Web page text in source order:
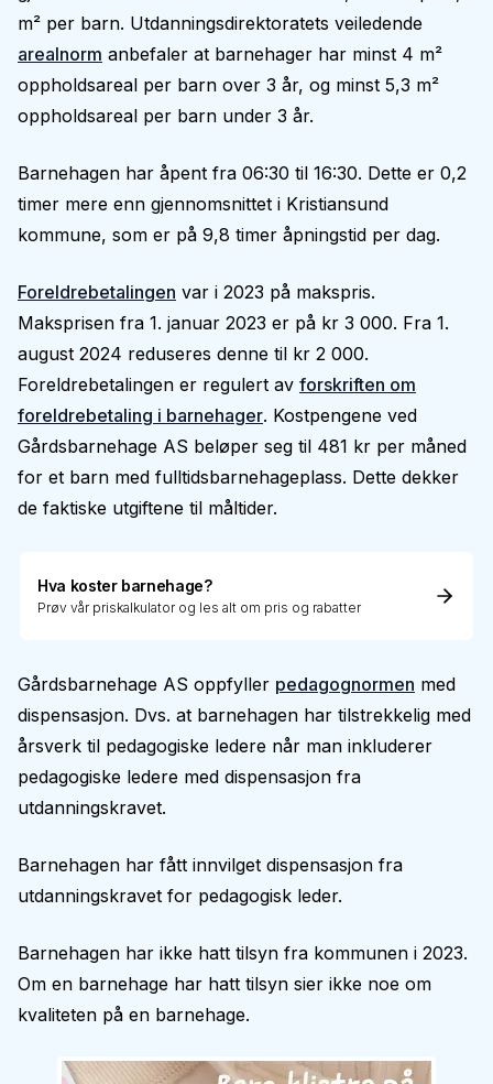
m² per barn. Utdanningsdirektoratets veiledende
arealnorm anbefaler at barnehager har minst 4 m²
oppholdsareal per barn over 3 år, og minst 5,3 m²
oppholdsareal per barn under 3 år.
Barnehagen har åpent fra 06:30 til 16:30. Dette er 0,2
timer mere enn gjennomsnittet i Kristiansund
kommune, som er på 9,8 timer åpningstid per dag.
Foreldrebetalingen var i 2023 på makspris.
Maksprisen fra 1. januar 2023 er på kr 3 000. Fra 1.
august 2024 reduseres denne til kr 2 000.
Foreldrebetalingen er regulert av forskriften om
foreldrebetaling i barnehager. Kostpengene ved
Gårdsbarnehage AS beløper seg til 481 kr per måned
for et barn med fulltidsbarnehageplass. Dette dekker
de faktiske utgiftene til måltider.
Hva koster barnehage?
Prøv vår priskalkulator og les alt om pris og rabatter
Gårdsbarnehage AS oppfyller pedagognormen med
dispensasjon. Dvs. at barnehagen har tilstrekkelig med
årsverk til pedagogiske ledere når man inkluderer
pedagogiske ledere med dispensasjon fra
utdanningskravet.
Barnehagen har fått innvilget dispensasjon fra
utdanningskravet for pedagogisk leder.
Barnehagen har ikke hatt tilsyn fra kommunen i 2023.
Om en barnehage har hatt tilsyn sier ikke noe om
kvaliteten på en barnehage.